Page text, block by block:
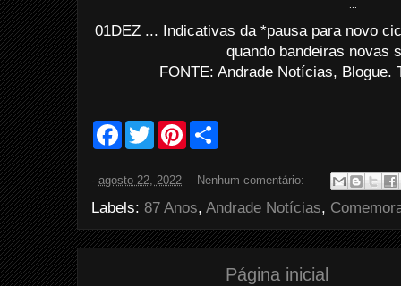
01DEZ ... Indicativas da *pausa para novo
quando bandeiras novas
FONTE: Andrade Notícias, Blogue.
F
b
o
o
k
T
w
t
e
r
P
e
s
t
e
- agosto 22, 2022 Nenhum comentário:
Labels: 87 Anos, Andrade Notícias,
Página inicial